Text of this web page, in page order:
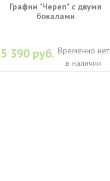
Графин "Череп" с двумя
бокалами
5 390 руб. Временно нет
в наличии